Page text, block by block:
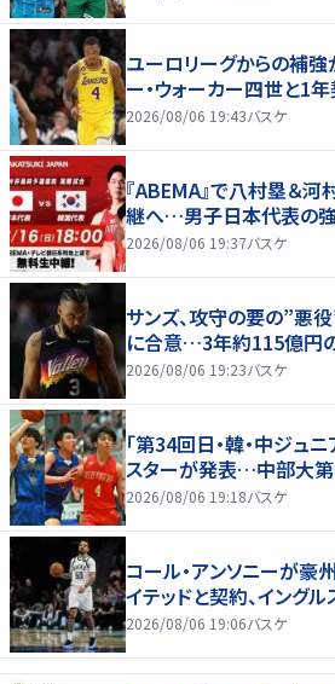
ユーロリーグからの補
ー・ウォーカー四世と1
2026/08/06 19:43バスケ
『ABEMA』で八村塁＆
継へ…男子日本代表の
2026/08/06 19:37バスケ
サンズ、攻守の要の”悪
に合意…3年約115億円
2026/08/06 19:23バスケ
「第34回日・韓・中ジュ
スターが発表…中部大
2026/08/06 19:18バスケ
コール・アンソニーが豪
イテッドと契約、イング
2026/08/06 19:06バスケ